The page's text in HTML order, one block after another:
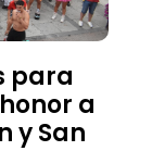
para
a
y San